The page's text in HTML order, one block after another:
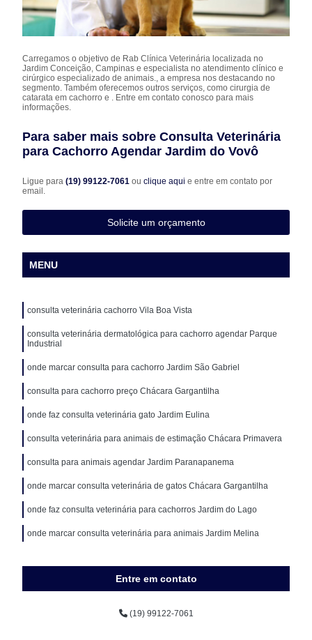
Carregamos o objetivo de Rab Clínica Veterinária localizada no
Jardim Conceição, Campinas e especialista no atendimento clínico e
cirúrgico especializado de animais., a empresa nos destacando no
segmento. Também oferecemos outros serviços, como cirurgia de
catarata em cachorro e . Entre em contato conosco para mais
informações.
Para saber mais sobre Consulta Veterinária
para Cachorro Agendar Jardim do Vovô
Ligue para(19) 99122-7061ouclique aqui e entre em contato por
email.
Solicite um orçamento
MENU
consulta veterinária cachorro Vila Boa Vista
consulta veterinária dermatológica para cachorro agendar Parque
Industrial
onde marcar consulta para cachorro Jardim São Gabriel
consulta para cachorro preço Chácara Gargantilha
onde faz consulta veterinária gato Jardim Eulina
consulta veterinária para animais de estimação Chácara Primavera
consulta para animais agendar Jardim Paranapanema
onde marcar consulta veterinária de gatos Chácara Gargantilha
onde faz consulta veterinária para cachorros Jardim do Lago
onde marcar consulta veterinária para animais Jardim Melina
Entre em contato
(19) 99122-7061